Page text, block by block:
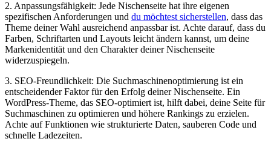
2. Anpassungsfähigkeit: Jede Nischenseite hat ihre‌ eigenen
spezifischen Anforderungen und du möchtest sicherstellen, dass das
Theme deiner ‍Wahl ausreichend anpassbar ist. Achte darauf, dass du
Farben, Schriftarten und Layouts leicht⁤ ändern kannst, um deine
Markenidentität ⁢und den Charakter deiner Nischenseite
widerzuspiegeln.
3.‌ SEO-Freundlichkeit: Die Suchmaschinenoptimierung ist ein
entscheidender ​Faktor für den Erfolg ‌deiner Nischenseite. Ein
WordPress-Theme, das SEO-optimiert ist, hilft dabei, deine Seite für
Suchmaschinen zu optimieren und höhere Rankings zu erzielen.
Achte auf ‍Funktionen wie strukturierte Daten, sauberen ​Code und
schnelle ⁤Ladezeiten.